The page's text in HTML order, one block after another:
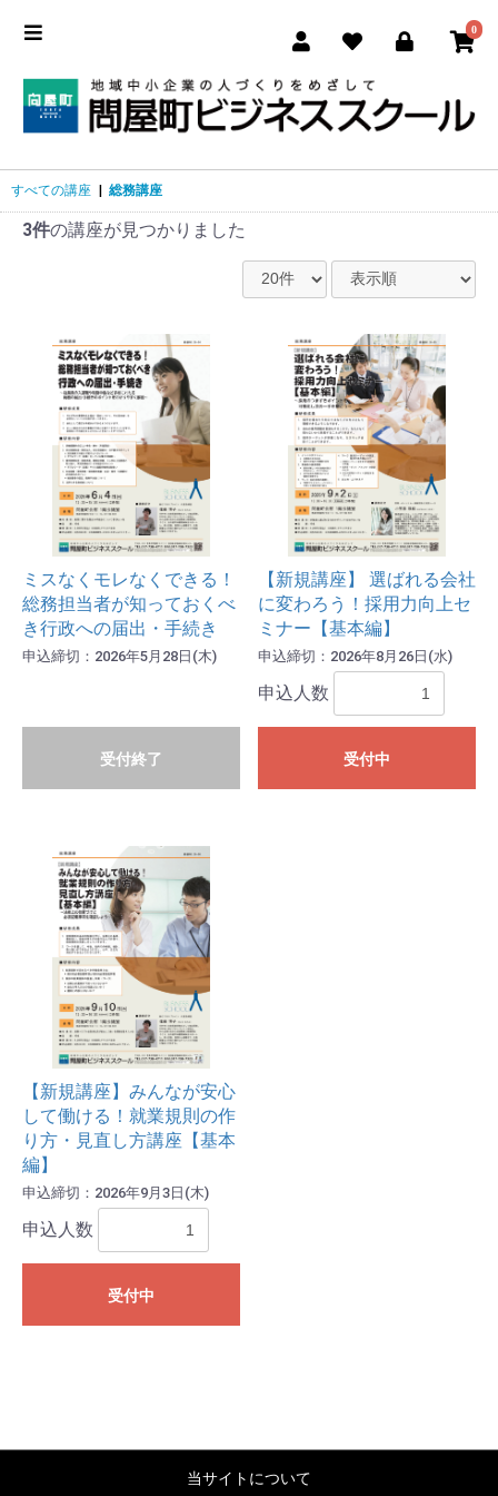
0
すべての講座 総務講座
3件の講座が見つかりました
ミスなくモレなくできる！
総務担当者が知っておくべ
き行政への届出・手続き
申込締切：2026年5月28日(木)
受付終了
【新規講座】 選ばれる会社
に変わろう！採用力向上セ
ミナー【基本編】
申込締切：2026年8月26日(水)
申込人数
受付中
【新規講座】みんなが安心
して働ける！就業規則の作
り方・見直し方講座【基本
編】
申込締切：2026年9月3日(木)
申込人数
受付中
申込み手続きへ進む
当サイトについて